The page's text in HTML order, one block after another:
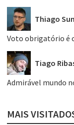
Thiago
Voto obrigatório é
Tiago
Admirável mundo
MAIS